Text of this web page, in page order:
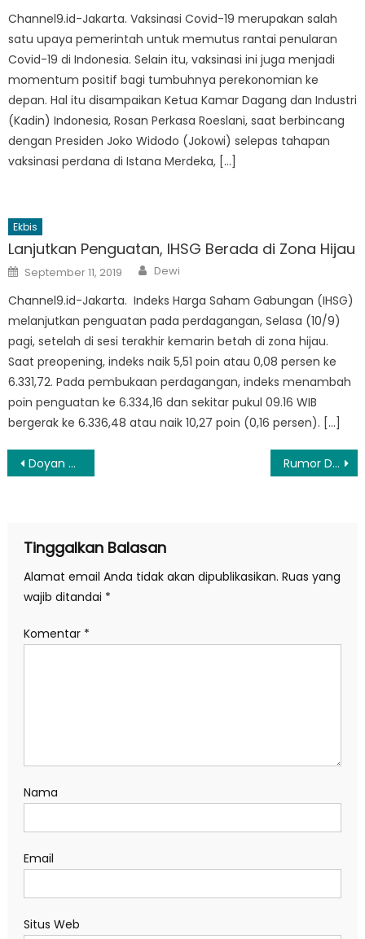
Channel9.id-Jakarta. Vaksinasi Covid-19 merupakan salah
satu upaya pemerintah untuk memutus rantai penularan
Covid-19 di Indonesia. Selain itu, vaksinasi ini juga menjadi
momentum positif bagi tumbuhnya perekonomian ke
depan. Hal itu disampaikan Ketua Kamar Dagang dan Industri
(Kadin) Indonesia, Rosan Perkasa Roeslani, saat berbincang
dengan Presiden Joko Widodo (Jokowi) selepas tahapan
vaksinasi perdana di Istana Merdeka, […]
Ekbis
Lanjutkan Penguatan, IHSG Berada di Zona Hijau
Posted
on
September 11, 2019 Author
Dewi
Channel9.id-Jakarta. Indeks Harga Saham Gabungan (IHSG)
melanjutkan penguatan pada perdagangan, Selasa (10/9)
pagi, setelah di sesi terakhir kemarin betah di zona hijau.
Saat preopening, indeks naik 5,51 poin atau 0,08 persen ke
6.331,72. Pada pembukaan perdagangan, indeks menambah
poin penguatan ke 6.334,16 dan sekitar pukul 09.16 WIB
bergerak ke 6.336,48 atau naik 10,27 poin (0,16 persen). […]
Navigasi
Doyan Belanja Online? Waspada Data Keuangan Bisa Dicuri Rumor Dijual, Manajer Arsenal Tak Mau Jatuhkan Mental Ozil
Tinggalkan Balasan
Alamat email Anda tidak akan dipublikasikan. Ruas yang
wajib ditandai *
Komentar *
Nama
Email
Situs Web